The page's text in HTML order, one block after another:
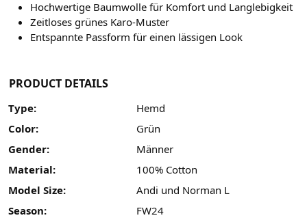
Hochwertige Baumwolle für Komfort und Langlebigkeit
Zeitloses grünes Karo-Muster
Entspannte Passform für einen lässigen Look
PRODUCT DETAILS
Type:
Hemd
Color:
Grün
Gender:
Männer
Material:
100% Cotton
Model Size:
Andi und Norman L
Season:
FW24